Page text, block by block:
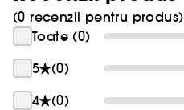
(0 recenzii pentru produs)
Toate (0)
5
(0)
4
(0)